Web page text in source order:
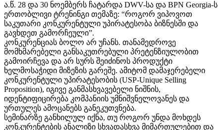
ა.წ. 28 და 30 ნოემბერს ჩატარდა DWV-სა და BPN Georgia-ს
ერთობლივი ტრენინგი თემაზე: “როგორ ვიპოვოთ
საკუთარი კონკურენტული უპირატესობა ბიზნესში და
გავხდეთ გამორჩეული”.
კონკურენციას ბოლო არ უჩანს. თანამედროვე
მომხმარებელი განსაკუთრებული პრეტენზიულობით
გამოირჩევა და არ სურს შეიძინოს პროდუქტი
ხელმოსაჭიდი მიზეზის გარეშე. ამიტომ დამაჯერებელი
კონკურენტული უპირატესობის (USP-Unique Selling
Proposition), იგივე განმასხვავებელი ნიშნის,
იდენტიფიცირება კომპანიის უმნიშვნელოვანეს და
ურთულეს ამოცანებს განეკუთვნება.
სემინარზე განხილულ იქნა, თუ როგორ უნდა მოხდეს
კონკურენტების ანალიზი სხვადასხვა მიმართულებით და